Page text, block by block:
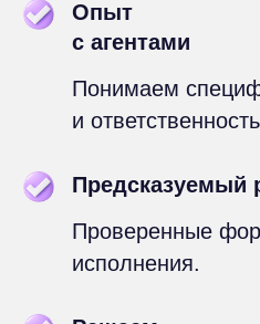
Опыт
с агентами
Понимаем
и
Предсказуемый
Проверенные
исполнения.